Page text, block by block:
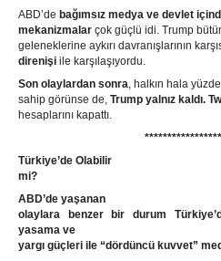
ABD’de bağımsız medya ve devlet
mekanizmalar çok güçlü idi. Trump
geleneklerine aykırı davranışlarının
direnişi ile karşılaşıyordu.
Son olaylardan sonra, halkın hala
sahip görünse de, Trump yalnız kaldı.
hesaplarını kapattı.
Türkiye’de Olabilir
mi?
ABD’de yaşanan
olaylara benzer bir durum
yasama ve
yargı güçleri ile “dördüncü kuvvet”